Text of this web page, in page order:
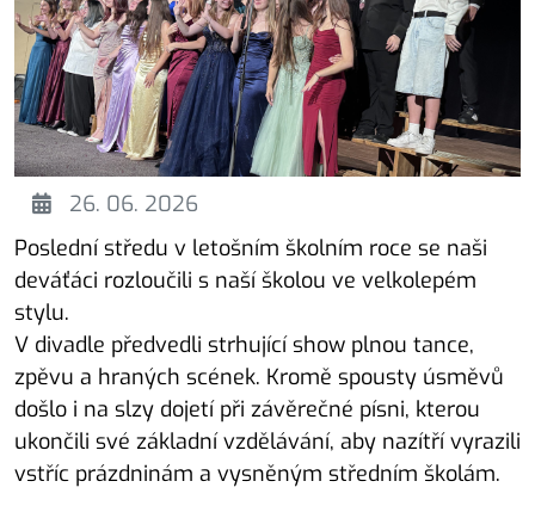
26. 06. 2026
Poslední středu v letošním školním roce se naši
deváťáci rozloučili s naší školou ve velkolepém
stylu.
V divadle předvedli strhující show plnou tance,
zpěvu a hraných scének. Kromě spousty úsměvů
došlo i na slzy dojetí při závěrečné písni, kterou
ukončili své základní vzdělávání, aby nazítří vyrazili
vstříc prázdninám a vysněným středním školám.